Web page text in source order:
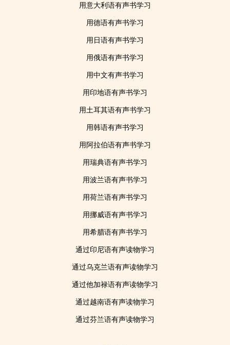
用意大利语有声书学习
用德语有声书学习
用日语有声书学习
用俄语有声书学习
用中文有声书学习
用印地语有声书学习
用土耳其语有声书学习
用韩语有声书学习
用阿拉伯语有声书学习
用瑞典语有声书学习
用波兰语有声书学习
用荷兰语有声书学习
用挪威语有声书学习
用希腊语有声书学习
通过印尼语有声读物学习
通过乌克兰语有声读物学习
通过他加禄语有声读物学习
通过越南语有声读物学习
通过芬兰语有声读物学习